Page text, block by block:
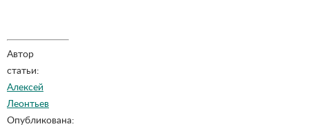
Автор
статьи:
Алексей
Леонтьев
Опубликована: